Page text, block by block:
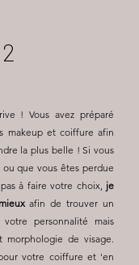
2
! Vous avez préparé
makeup et coiffure afin
la plus belle ! Si vous
que vous êtes perdue
à faire votre choix, je
afin de trouver un
personnalité mais
morphologie de visage.
votre coiffure et 'en